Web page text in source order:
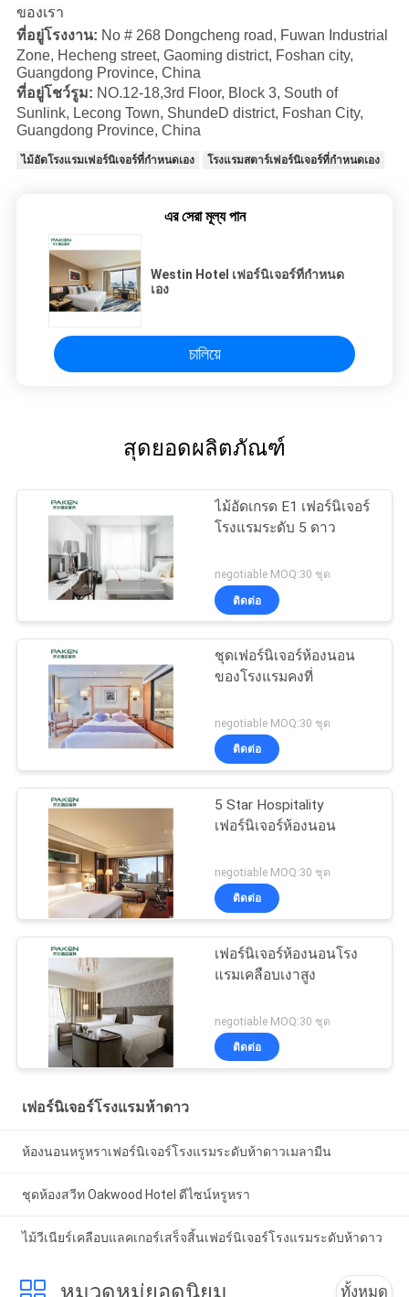
ของเรา
ที่อยู่โรงงาน: No # 268 Dongcheng road, Fuwan Industrial
Zone, Hecheng street, Gaoming district, Foshan city,
Guangdong Province, China
ที่อยู่โชว์รูม: NO.12-18,3rd Floor, Block 3, South of
Sunlink, Lecong Town, ShundeD district, Foshan City,
Guangdong Province, China
ไม้อัดโรงแรมเฟอร์นิเจอร์ที่กำหนดเอง โรงแรมสตาร์เฟอร์นิเจอร์ที่กำหนดเอง
এর সেরা মূল্য পান
Westin Hotel เฟอร์นิเจอร์ที่กำหนด
เอง
চালিয়ে
สุดยอดผลิตภัณฑ์
ไม้อัดเกรด E1 เฟอร์นิเจอร์
โรงแรมระดับ 5 ดาว
negotiable MOQ:30 ชุด
ติดต่อ
ชุดเฟอร์นิเจอร์ห้องนอน
ของโรงแรมคงที่
negotiable MOQ:30 ชุด
ติดต่อ
5 Star Hospitality
เฟอร์นิเจอร์ห้องนอน
negotiable MOQ:30 ชุด
ติดต่อ
เฟอร์นิเจอร์ห้องนอนโรง
แรมเคลือบเงาสูง
negotiable MOQ:30 ชุด
ติดต่อ
เฟอร์นิเจอร์โรงแรมห้าดาว
ห้องนอนหรูหราเฟอร์นิเจอร์โรงแรมระดับห้าดาวเมลามีน
ชุดห้องสวีท Oakwood Hotel ดีไซน์หรูหรา
ไม้วีเนียร์เคลือบแลคเกอร์เสร็จสิ้นเฟอร์นิเจอร์โรงแรมระดับห้าดาว
ทั้งหมด